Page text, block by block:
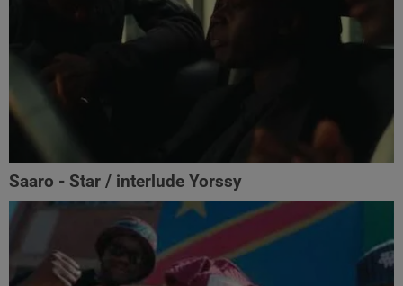
Saaro - Star / interlude Yorssy